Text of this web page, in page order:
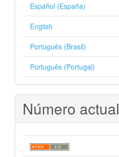
Español (España)
English
Português (Brasil)
Português (Portugal)
Número actual